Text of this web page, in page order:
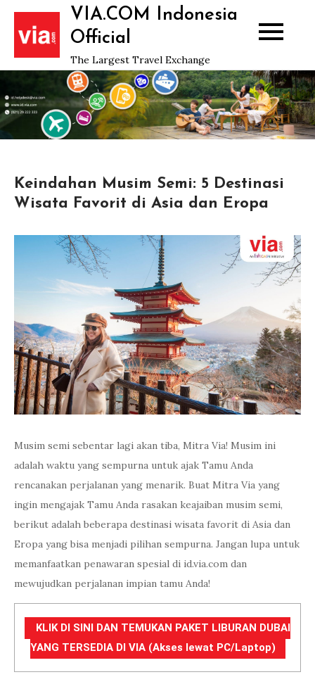
Skip
content
VIA.COM Indonesia
Official
The Largest Travel Exchange
Keindahan Musim Semi: 5 Destinasi
Wisata Favorit di Asia dan Eropa
Musim semi sebentar lagi akan tiba, Mitra Via! Musim ini
adalah waktu yang sempurna untuk ajak Tamu Anda
rencanakan perjalanan yang menarik. Buat Mitra Via yang
ingin mengajak Tamu Anda rasakan keajaiban musim semi,
berikut adalah beberapa destinasi wisata favorit di Asia dan
Eropa yang bisa menjadi pilihan sempurna. Jangan lupa untuk
memanfaatkan penawaran spesial di id.via.com dan
mewujudkan perjalanan impian tamu Anda!
KLIK DI SINI DAN TEMUKAN PAKET LIBURAN DUBAI
YANG TERSEDIA DI VIA (Akses lewat PC/Laptop)